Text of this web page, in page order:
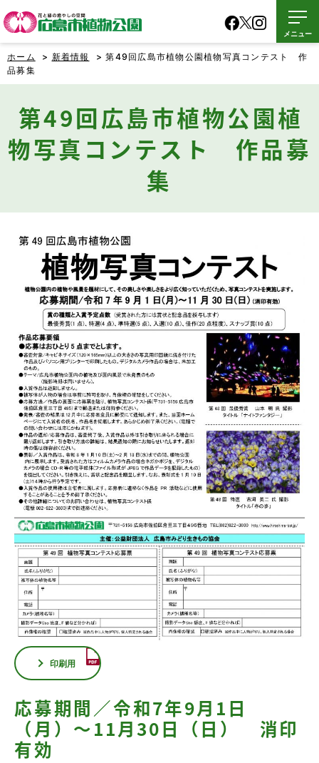
メニュー
ホーム > 新着情報
> 第49回広島市植物公園植物写真コンテスト 作
品募集
第49回広島市植物公園植
物写真コンテスト 作品募
集
印刷用
応募期間／令和7年9月1日
（月）～11月30日（日） 消印
有効